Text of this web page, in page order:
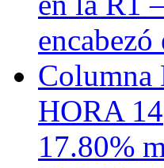
Columna
HORA 14
17.80%